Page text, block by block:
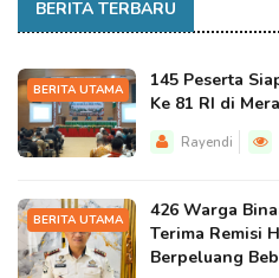
BERITA TERBARU
BERITA UTAMA
145 Peserta
Ke 81 RI di
Rayendi
BERITA UTAMA
426 Warga
Terima Remisi
Berpeluang